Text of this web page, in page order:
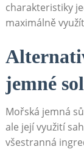
charakteristiky
maximálně
jemné
Mořská jemná
ale její využití
všestranná